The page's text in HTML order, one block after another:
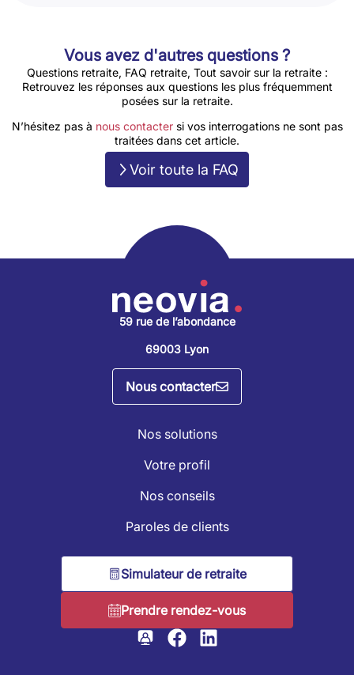
Vous avez d'autres questions ?
Questions retraite, FAQ retraite, Tout savoir sur la retraite :
Retrouvez les réponses aux questions les plus fréquemment
posées sur la retraite.
N’hésitez pas à nous contactersi vos interrogations ne sont pas
traitées dans cet article.
Voir toute la FAQ
59 rue de l’abondance
69003 Lyon
Nous contacter
Nos solutions
Votre profil
Nos conseils
Paroles de clients
Simulateur de retraite
Prendre rendez-vous